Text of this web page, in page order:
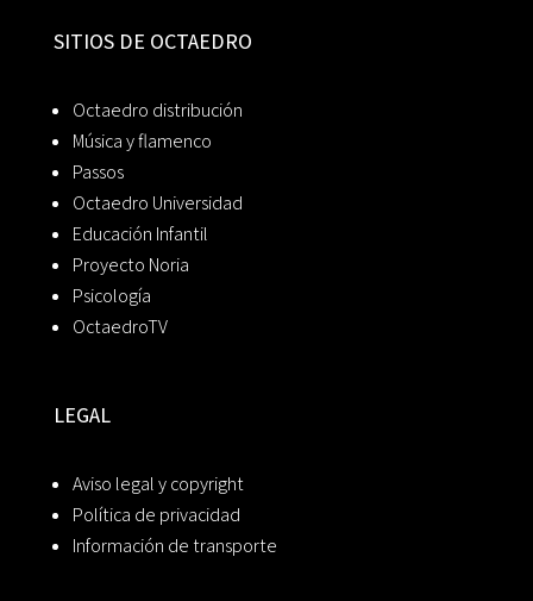
SITIOS DE OCTAEDRO
Octaedro distribución
Música y flamenco
Passos
Octaedro Universidad
Educación Infantil
Proyecto Noria
Psicología
OctaedroTV
LEGAL
Aviso legal y copyright
Política de privacidad
Información de transporte